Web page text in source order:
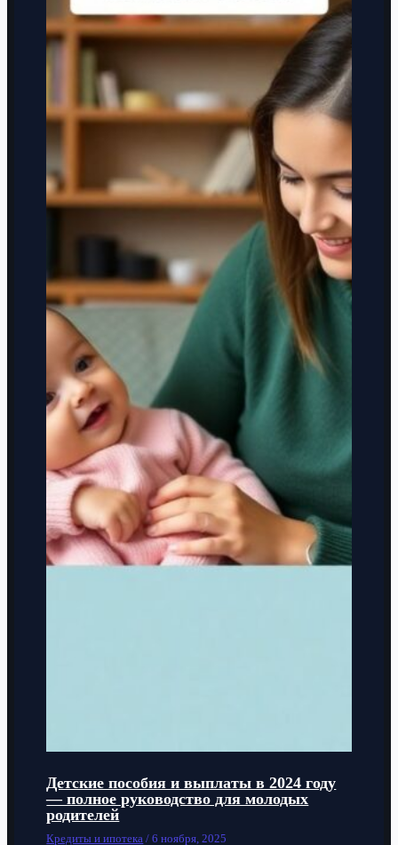
Детские пособия и выплаты в 2024 году
— полное руководство для молодых
родителей
Кредиты и ипотека /6 ноября, 2025